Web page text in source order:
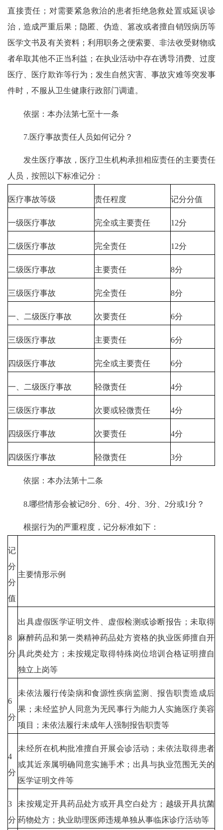
直接责任；对需要紧急救治的患者拒绝急救处置或延误诊
治，造成严重后果；隐匿、伪造、篡改或者擅自销毁病历等
医学文书及有关资料；利用职务之便索要、非法收受财物或
者牟取其他不正当利益；在执业活动中存在诱导消费、过度
医疗、医疗欺诈等行为；发生自然灾害、事故灾难等突发事
件时，不服从卫生健康行政部门调遣。
依据：本办法第七至十一条
7.医疗事故责任人员如何记分？
发生医疗事故，医疗卫生机构承担相应责任的主要责任
人员，按照以下标准记分：
医疗事故等级 责任程度 记分分值
一级医疗事故 完全或主要责任 12分
二级医疗事故 完全责任 12分
二级医疗事故 主要责任 8分
三级医疗事故 完全责任 8分
一、二级医疗事故 次要责任 6分
三级医疗事故 主要责任 6分
四级医疗事故 完全或主要责任 6分
一、二级医疗事故 轻微责任 4分
三级医疗事故 次要或轻微责任 4分
四级医疗事故 次要责任 4分
四级医疗事故 轻微责任 3分
依据：本办法第十二条
8.哪些情形会被记8分、6分、4分、3分、2分或1分？
根据行为的严重程度，记分标准如下：
记
分
分
值
主要情形示例
8
分
出具虚假医学证明文件、虚假检测或诊断报告；未取得
麻醉药品和第一类精神药品处方资格的执业医师擅自开
具此类处方；未按规定取得特殊岗位培训合格证明擅自
独立上岗等
6
分
未依法履行传染病和食源性疾病监测、报告职责造成后
果；未经监护人同意为无民事行为能力人实施医疗美容
项目；未依法履行未成年人强制报告职责等
4
分
未经所在机构批准擅自开展会诊活动；未依法取得患者
或其近亲属明确同意实施手术；出具与执业范围无关的
医学证明文件等
3
分
未按规定开具药品处方或开具空白处方；越级开具抗菌
药物处方；执业助理医师违规单独从事临床诊疗活动等